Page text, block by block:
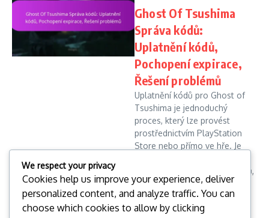
Ghost Of Tsushima
Správa kódů:
Uplatnění kódů,
Pochopení expirace,
Řešení problémů
Uplatnění kódů pro Ghost of
Tsushima je jednoduchý
proces, který lze provést
prostřednictvím PlayStation
Store nebo přímo ve hře. Je
vypršení platnosti těchto kódů,
prot...
Naomi Rivers 24/02/2026
Read More
We respect your privacy
Cookies help us improve your experience, deliver
personalized content, and analyze traffic. You can
choose which cookies to allow by clicking